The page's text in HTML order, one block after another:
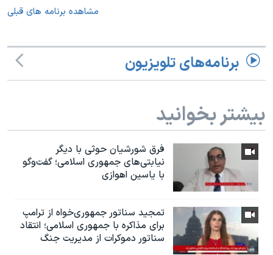
مشاهده برنامه های قبلی
برنامه‌های تلویزیون
بیشتر بخوانید
فرق شورشیان حوثی با دیگر
نیابتی‌های جمهوری اسلامی؛ گفت‌وگو
با یاسین اهوازی
تمجید سناتور جمهوری‌خواه از ترامپ
برای مذاکره با جمهوری اسلامی؛ انتقاد
سناتور دموکرات از مدیریت جنگ